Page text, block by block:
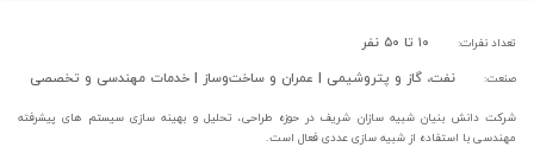
تعداد نفرات: ۱۰ تا ۵۰ نفر
صنعت: نفت، گاز و پتروشیمی | عمران و ساخت‌وساز | خدمات مهندسی و تخصصی
شرکت دانش بنیان شبیه سازان شریف در حوزه طراحی، تحلیل و بهینه سازی سیستم های پیشرفته
مهندسی با استفاده از شبیه سازی عددی فعال است.